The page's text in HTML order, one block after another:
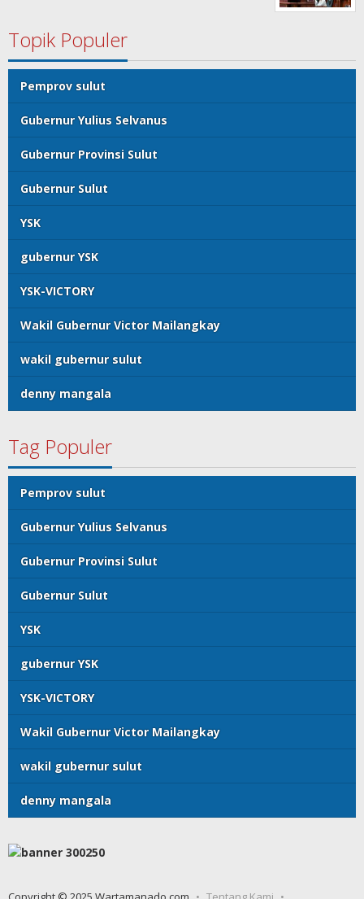
Topik Populer
Pemprov sulut
Gubernur Yulius Selvanus
Gubernur Provinsi Sulut
Gubernur Sulut
YSK
gubernur YSK
YSK-VICTORY
Wakil Gubernur Victor Mailangkay
wakil gubernur sulut
denny mangala
Tag Populer
Pemprov sulut
Gubernur Yulius Selvanus
Gubernur Provinsi Sulut
Gubernur Sulut
YSK
gubernur YSK
YSK-VICTORY
Wakil Gubernur Victor Mailangkay
wakil gubernur sulut
denny mangala